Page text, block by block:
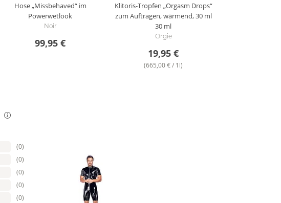
Hose „Missbehaved“ im
Powerwetlook
Noir
99,95 €
Klitoris-Tropfen „Orgasm Drops“
zum Auftragen, wärmend, 30 ml
30 ml
Orgie
19,95 €
(665,00 € / 1l)
(0)
(0)
(0)
(0)
(0)